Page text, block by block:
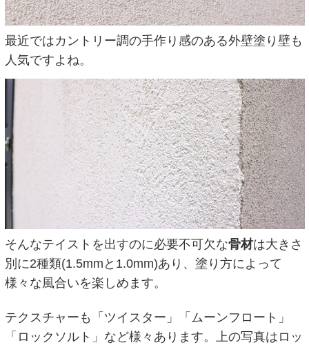
最近ではカントリー調の手作り感のある外壁塗り壁も
人気ですよね。
そんなテイストを出すのに必要不可欠な骨材は大きさ
別に2種類(1.5mmと1.0mm)あり、塗り方によって
様々な風合いを楽しめます。
テクスチャーも「ツイスター」「ムーンフロート」
「ロックソルト」など様々あります。上の写真はロッ